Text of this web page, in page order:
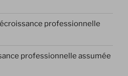
professionnelle
professionnelle assumée